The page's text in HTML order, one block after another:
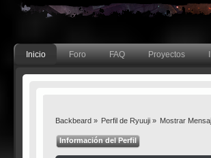
Inicio Foro FAQ Proyectos
Backbeard» Perfil de Ryuuji» Mostrar
Información del Perfil